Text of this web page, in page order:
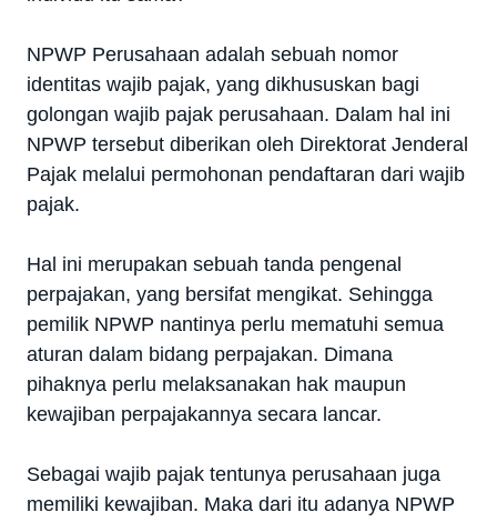
NPWP Perusahaan adalah sebuah nomor
identitas wajib pajak, yang dikhususkan bagi
golongan wajib pajak perusahaan. Dalam hal ini
NPWP tersebut diberikan oleh Direktorat Jenderal
Pajak melalui permohonan pendaftaran dari wajib
pajak.
Hal ini merupakan sebuah tanda pengenal
perpajakan, yang bersifat mengikat. Sehingga
pemilik NPWP nantinya perlu mematuhi semua
aturan dalam bidang perpajakan. Dimana
pihaknya perlu melaksanakan hak maupun
kewajiban perpajakannya secara lancar.
Sebagai wajib pajak tentunya perusahaan juga
memiliki kewajiban. Maka dari itu adanya NPWP